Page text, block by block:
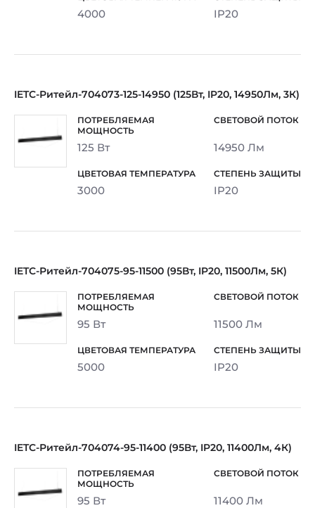
4000 IP20
IETC-Ритейл-704073-125-14950 (125Вт, IP20, 14950Лм, 3К)
125 Вт 14950 Лм
3000 IP20
IETC-Ритейл-704075-95-11500 (95Вт, IP20, 11500Лм, 5К)
95 Вт 11500 Лм
5000 IP20
IETC-Ритейл-704074-95-11400 (95Вт, IP20, 11400Лм, 4К)
95 Вт 11400 Лм